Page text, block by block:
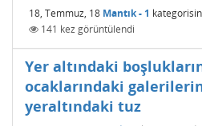
18, Temmuz, 18 Mantık - 1
141 kez görüntülendi
Yer altındaki
ocaklarındaki
yeraltındaki tuz